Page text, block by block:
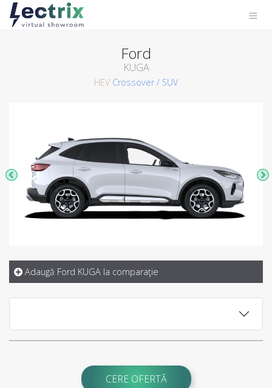
Ford
KUGA
HEV Crossover / SUV
Adaugă Ford KUGA la comparaţie
CERE OFERTĂ